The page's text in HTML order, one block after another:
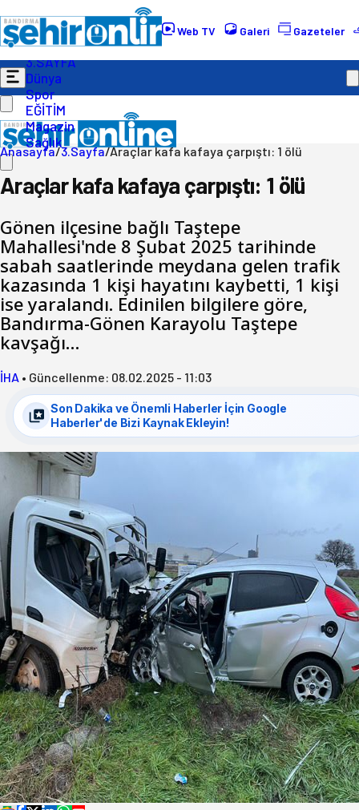
Web TV Galeri Gazeteler
Gündem
Ekonomi
Politika
3.SAYFA
Dünya
Spor
EĞİTİM
Magazin
Sağlık
Anasayfa/3.Sayfa/Araçlar kafa kafaya çarpıştı: 1 ölü
Araçlar kafa kafaya çarpıştı: 1 ölü
Gönen ilçesine bağlı Taştepe
Mahallesi'nde 8 Şubat 2025 tarihinde
sabah saatlerinde meydana gelen trafik
kazasında 1 kişi hayatını kaybetti, 1 kişi
ise yaralandı. Edinilen bilgilere göre,
Bandırma-Gönen Karayolu Taştepe
kavşağı…
İHA • Güncellenme: 08.02.2025 - 11:03
Son Dakika ve Önemli Haberler İçin Google
Haberler'de Bizi Kaynak Ekleyin!